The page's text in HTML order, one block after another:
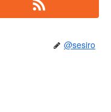
@sesiro